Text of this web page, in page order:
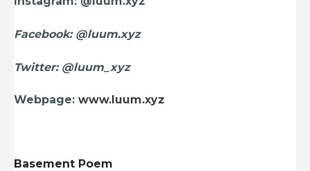
Facebook: @luum.xyz
Twitter: @luum_xyz
Webpage: www.luum.xyz
Basement Poem